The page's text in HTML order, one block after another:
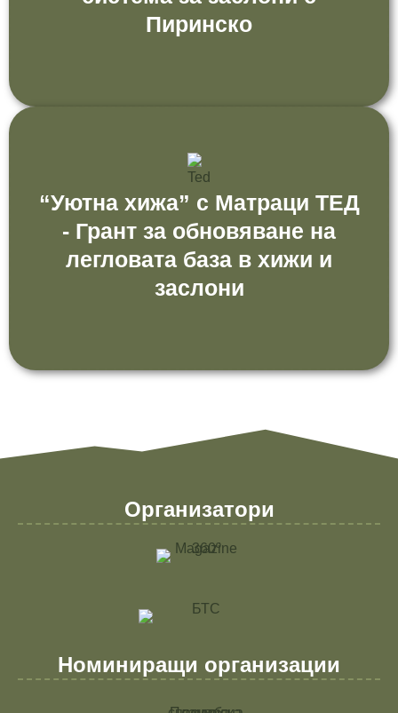
Пиринско
“Уютна хижа” с Матраци ТЕД
- Грант за обновяване на
легловата база в хижи и
заслони
Организатори
Номиниращи организации